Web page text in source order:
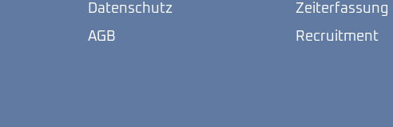
Datenschutz
AGB
Zeiterfassung
Recruitment